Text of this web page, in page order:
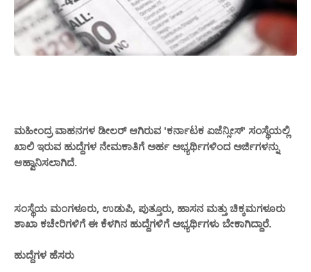
ಮಹೀಂದ್ರ ವಾಹನಗಳ ಡೀಲರ್ ಆಗಿರುವ 'ಕರ್ನಾಟಕ ಏಜೆನ್ಸೀಸ್' ಸಂಸ್ಥೆಯಲ್ಲಿ
ಖಾಲಿ ಇರುವ ಹುದ್ದೆಗಳ ನೇಮಕಾತಿಗೆ ಅರ್ಹ ಅಭ್ಯರ್ಥಿಗಳಿಂದ ಅರ್ಜಿಗಳನ್ನು
ಆಹ್ವಾನಿಸಲಾಗಿದೆ.
ಸಂಸ್ಥೆಯ ಮಂಗಳೂರು, ಉಡುಪಿ, ಪುತ್ತೂರು, ಹಾಸನ ಮತ್ತು ಚಿಕ್ಕಮಗಳೂರು
ಶಾಖಾ ಕಚೇರಿಗಳಿಗೆ ಈ ಕೆಳಗಿನ ಹುದ್ದೆಗಳಿಗೆ ಅಭ್ಯರ್ಥಿಗಳು ಬೇಕಾಗಿದ್ದಾರೆ.
ಹುದ್ದೆಗಳ ಹೆಸರು